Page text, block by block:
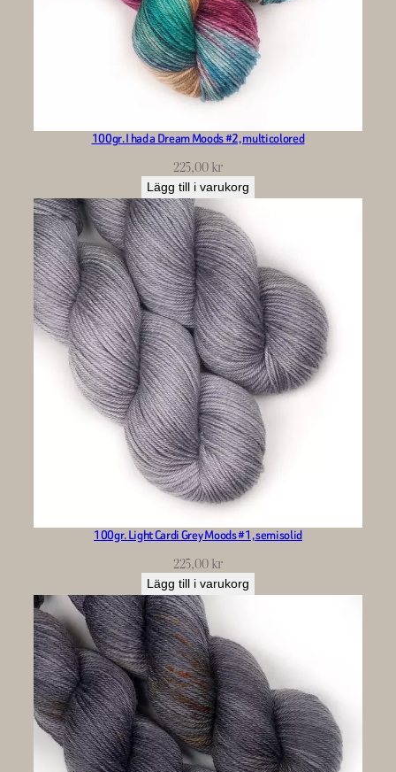
100gr. I had a Dream Moods #2, multicolored
225,00kr
Lägg till i varukorg
100gr. Light Cardi Grey Moods #1, semisolid
225,00kr
Lägg till i varukorg